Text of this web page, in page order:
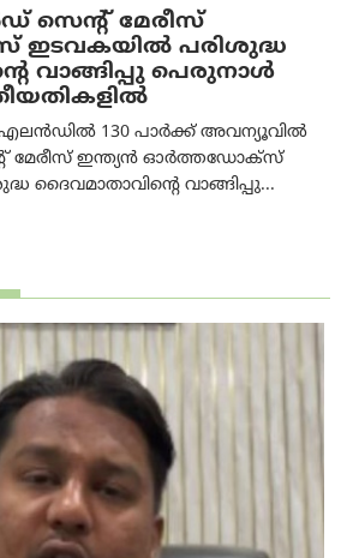
സെന്റ് മേരീസ്
പരിശുദ്ധ
വാങ്ങിപ്പു പെരുനാൾ
ഐലൻഡിൽ 130 പാർക്ക് അവന്യൂവിൽ
മേരീസ് ഇന്ത്യൻ ഓർത്തഡോക്സ്
ദൈവമാതാവിന്റെ വാങ്ങിപ്പു...